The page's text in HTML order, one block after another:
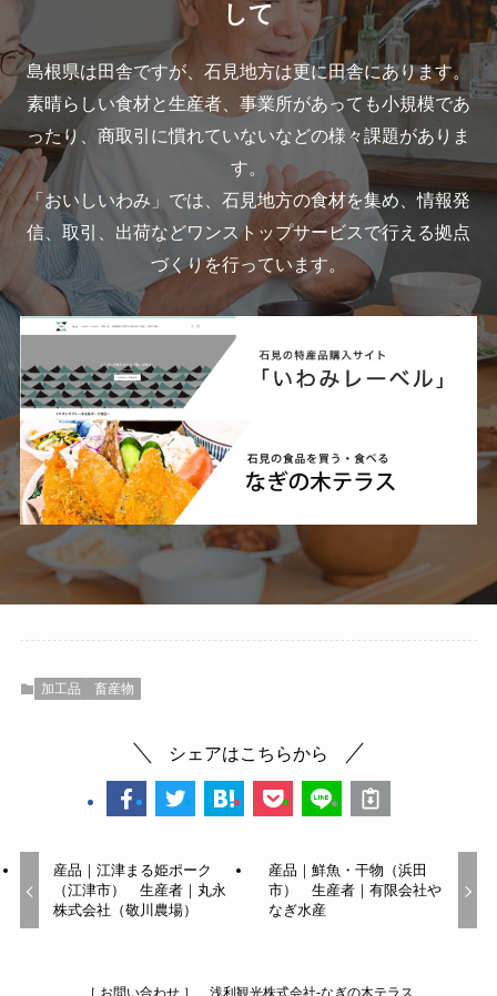
して
島根県は田舎ですが、石見地方は更に田舎にあります。
素晴らしい食材と生産者、事業所があっても小規模であ
ったり、商取引に慣れていないなどの様々課題がありま
す。
「おいしいわみ」では、石見地方の食材を集め、情報発
信、取引、出荷などワンストップサービスで行える拠点
づくりを行っています。
加工品 畜産物
シェアはこちらから
産品｜江津まる姫ポーク
（江津市） 生産者｜丸永
株式会社（敬川農場）
産品｜鮮魚・干物（浜田
市） 生産者｜有限会社や
なぎ水産
［ お問い合わせ ］ 浅利観光株式会社-なぎの木テラス